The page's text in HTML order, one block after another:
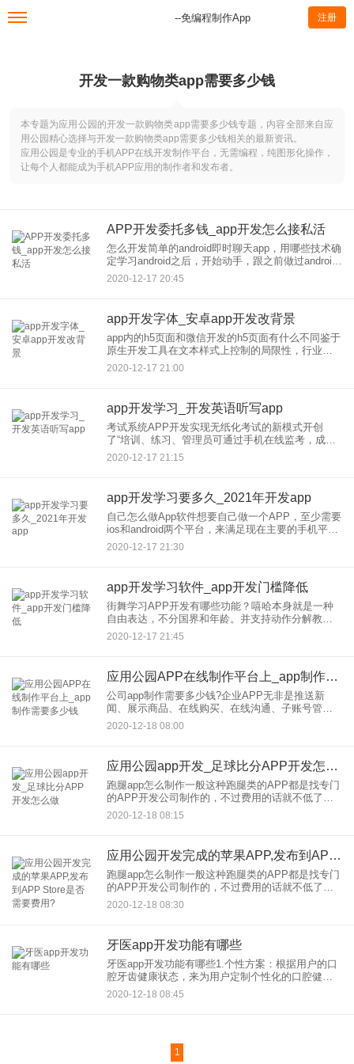
--免编程制作App 注册
开发一款购物类app需要多少钱
本专题为应用公园的开发一款购物类app需要多少钱专题，内容全部来自应
用公园精心选择与开发一款购物类app需要多少钱相关的最新资讯。
应用公园是专业的手机APP在线开发制作平台，无需编程，纯图形化操作，
让每个人都能成为手机APP应用的制作者和发布者。
APP开发委托多钱_app开发怎么接私活
怎么开发简单的android即时聊天app，用哪些技术确
定学习android之后，开始动手，跟之前做过android
的同事，要了开发环境和一本电子书《深入浅出
2020-12-17 20:45
app开发字体_安卓app开发改背景
app内的h5页面和微信开发的h5页面有什么不同鉴于
原生开发工具在文本样式上控制的局限性，行业内
成熟的APP应用都采用了Native+Web的混合视图，
2020-12-17 21:00
app开发学习_开发英语听写app
考试系统APP开发实现无纸化考试的新模式开创
了“培训、练习、管理员可通过手机在线监考，成绩
排名等，数据准确、分析清晰。一、管理员：1.学习
2020-12-17 21:15
app开发学习要多久_2021年开发app
自己怎么做App软件想要自己做一个APP，至少需要
ios和android两个平台，来满足现在主要的手机平台
使用用户。当然这是比较比较全面的要求，如果自
2020-12-17 21:30
app开发学习软件_app开发门槛降低
街舞学习APP开发有哪些功能？嘻哈本身就是一种
自由表达，不分国界和年龄。并支持动作分解教
学。它为用户提供了一个很好的学习助手，用户可
2020-12-17 21:45
应用公园APP在线制作平台上_app制作需要多少钱
公司app制作需要多少钱?企业APP无非是推送新
闻、展示商品、在线购买、在线沟通、子账号管理
等等。这里送你一套企业APP模板，可以一键套
2020-12-18 08:00
应用公园app开发_足球比分APP开发怎么做
跑腿app怎么制作一般这种跑腿类的APP都是找专门
的APP开发公司制作的，不过费用的话就不低了。
如果楼主想自己做的话也不是不可能，可以找那种
2020-12-18 08:15
应用公园开发完成的苹果APP,发布到APP Store是否需要费用?
跑腿app怎么制作一般这种跑腿类的APP都是找专门
的APP开发公司制作的，不过费用的话就不低了。
如果楼主想自己做的话也不是不可能，可以找那种
2020-12-18 08:30
牙医app开发功能有哪些
牙医app开发功能有哪些1.个性方案：根据用户的口
腔牙齿健康状态，来为用户定制个性化的口腔健康
方案。2.护牙知识：为用户提供口腔溃疡疾病预防、
2020-12-18 08:45
1